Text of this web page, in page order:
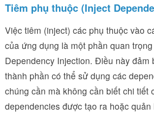
Tiêm phụ thuộc (Inject
Việc tiêm (inject) các phụ thuộc vào
của ứng dụng là một phần quan
Dependency Injection. Điều này đảm
thành phần có thể sử dụng các
chúng cần mà không cần biết chi tiết
dependencies được tạo ra hoặc quản